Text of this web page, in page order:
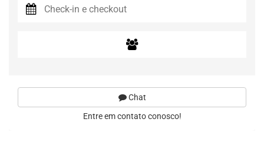
Chat
Entre em contato conosco!